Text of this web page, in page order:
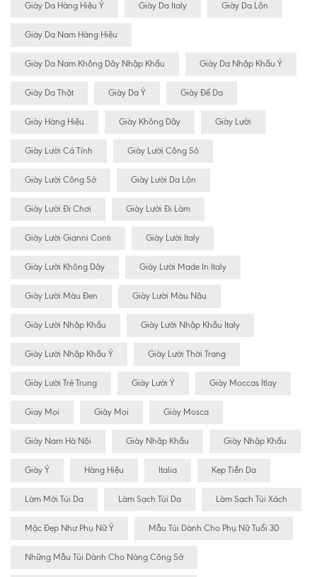
Giày Da Hàng Hiệu Ý Giày Da Italy Giày Da Lộn
Giày Da Nam Hàng Hiệu
Giày Da Nam Không Dây Nhập Khẩu Giày Da Nhập Khẩu Ý
Giày Da Thật Giày Da Ý Giày Đế Da
Giày Hàng Hiệu Giày Không Dây Giày Lười
Giày Lười Cá Tính Giày Lười Công Sỏ
Giày Lười Công Sở Giày Lười Da Lộn
Giày Lười Đi Chơi Giày Lười Đi Làm
Giày Lười Gianni Conti Giày Lười Italy
Giày Lười Không Dây Giày Lười Made In Italy
Giày Lười Màu Đen Giày Lười Màu Nâu
Giày Lười Nhập Khẩu Giày Lười Nhập Khẩu Italy
Giày Lười Nhập Khẩu Ý Giày Lười Thời Trang
Giày Lười Trẻ Trung Giày Lười Ý Giày Moccas Itlay
Giay Mọi Giày Mọi Giày Mosca
Giày Nam Hà Nội Giày Nhâp Khẩu Giày Nhập Khẩu
Giày Ý Hàng Hiệu Italia Kẹp Tiền Da
Làm Mới Túi Da Làm Sạch Túi Da Làm Sạch Túi Xách
Mặc Đẹp Như Phụ Nữ Ý Mẫu Túi Dành Cho Phụ Nữ Tuổi 30
Những Mẫu Túi Dành Cho Nàng Công Sở